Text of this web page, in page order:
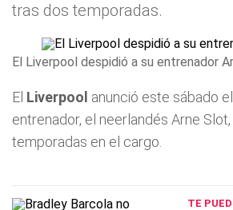
tras dos temporadas.
El Liverpool despidió a su entrenador
El Liverpool anunció este sábado
entrenador, el neerlandés Arne
temporadas en el cargo.
TE